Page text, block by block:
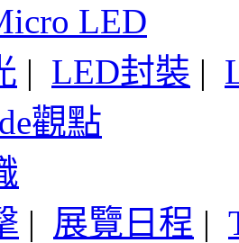
LED
| LED封裝 |
觀點
| 展覽日程 |